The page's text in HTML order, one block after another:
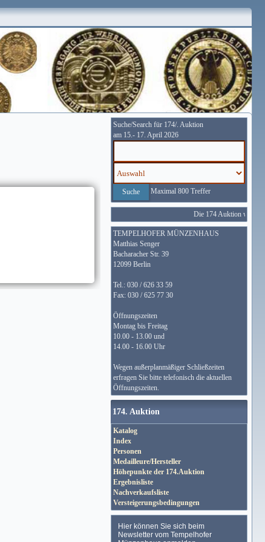
Suche/Search für 174/. Auktion
am 15.- 17. April 2026
Maximal 800 Treffer
Die 174 Auktion wird
TEMPELHOFER MÜNZENHAUS
Matthias Senger
Bacharacher Str. 39
12099 Berlin
Tel.: 030 / 626 33 59
Fax: 030 / 625 77 30
Öffnungszeiten
Montag bis Freitag
10.00 - 13.00 und
14.00 - 16.00 Uhr
Wegen außerplanmäßiger Schließzeiten
erfragen Sie bitte telefonisch die aktuellen
Öffnungszeiten.
174. Auktion
Katalog
Index
Personen
Medailleure/Hersteller
Höhepunkte der 174.Auktion
Ergebnisliste
Nachverkaufsliste
Versteigerungsbedingungen